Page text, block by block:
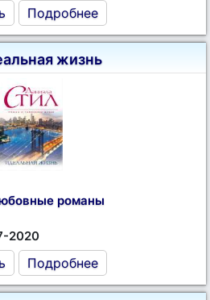
Подробнее
жизнь
романы
2020
Подробнее